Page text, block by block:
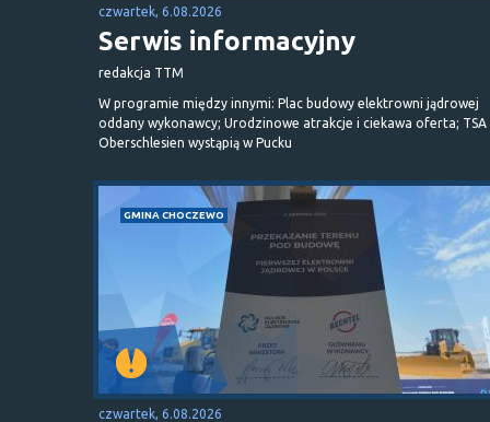
czwartek, 6.08.2026
Serwis informacyjny
redakcja TTM
W programie między innymi: Plac budowy elektrowni jądrowej
oddany wykonawcy; Urodzinowe atrakcje i ciekawa oferta; TSA
Oberschlesien wystąpią w Pucku
GMINA CHOCZEWO
czwartek, 6.08.2026